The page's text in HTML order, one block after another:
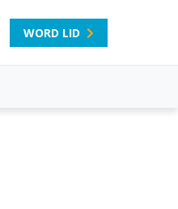
WORD LID